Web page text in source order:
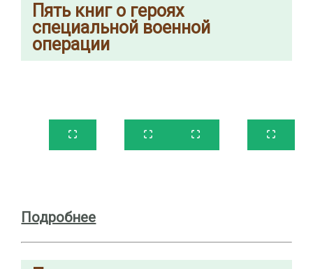
Пять книг о героях
специальной военной
операции
Подробнее